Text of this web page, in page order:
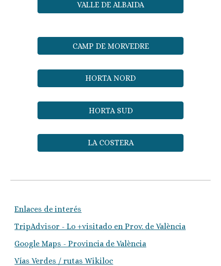
VALLE DE ALBAIDA
CAMP DE MORVEDRE
HORTA NORD
HORTA SUD
LA COSTERA
Enlaces de interés
TripAdvisor - Lo +visitado en Prov. de València
Google Maps - Provincia de València
Vías Verdes / rutas Wikiloc